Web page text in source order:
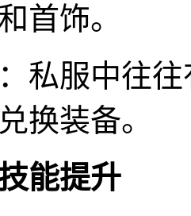
首饰。
私服中往
换装备。
能提升